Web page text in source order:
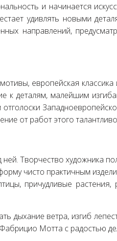
и начинается
удивлять новыми
направлений,
европейская
к деталям, малейшим
от работ этого
Творчество художника
чисто практичным
причудливые
дыхание ветра, изгиб
Мотта с радостью